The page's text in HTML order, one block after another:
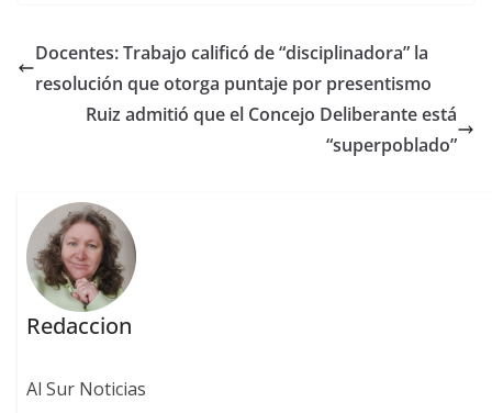
Docentes: Trabajo calificó de “disciplinadora” la
resolución que otorga puntaje por presentismo
Ruiz admitió que el Concejo Deliberante está
“superpoblado”
Redaccion
Al Sur Noticias